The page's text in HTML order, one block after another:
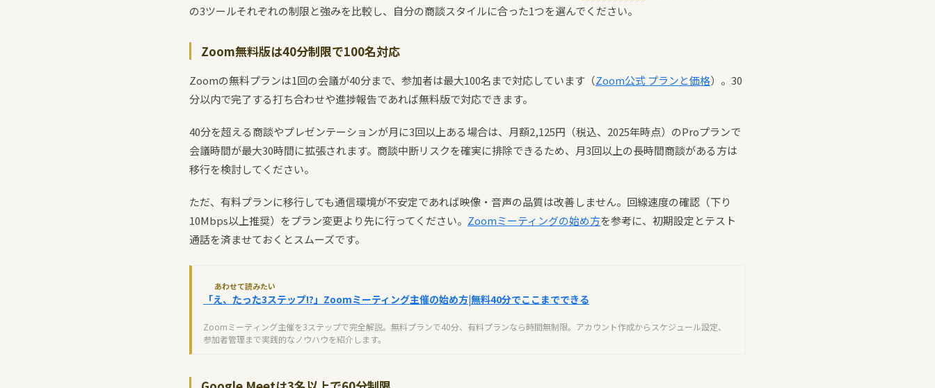
の3ツールそれぞれの制限と強みを比較し、自分の商談スタイルに合った1つを選んでください。
Zoom無料版は40分制限で100名対応
Zoomの無料プランは1回の会議が40分まで、参加者は最大100名まで対応しています（Zoom公式 プランと価格）。30
分以内で完了する打ち合わせや進捗報告であれば無料版で対応できます。
40分を超える商談やプレゼンテーションが月に3回以上ある場合は、月額2,125円（税込、2025年時点）のProプランで
会議時間が最大30時間に拡張されます。商談中断リスクを確実に排除できるため、月3回以上の長時間商談がある方は
移行を検討してください。
ただ、有料プランに移行しても通信環境が不安定であれば映像・音声の品質は改善しません。回線速度の確認（下り
10Mbps以上推奨）をプラン変更より先に行ってください。 Zoomミーティングの始め方を参考に、初期設定とテスト
通話を済ませておくとスムーズです。
あわせて読みたい
「え、たった3ステップ!?」Zoomミーティング主催の始め方|無料40分でここまでできる
Zoomミーティング主催を3ステップで完全解説。無料プランで40分、有料プランなら時間無制限。アカウント作成からスケジュール設定、
参加者管理まで実践的なノウハウを紹介します。